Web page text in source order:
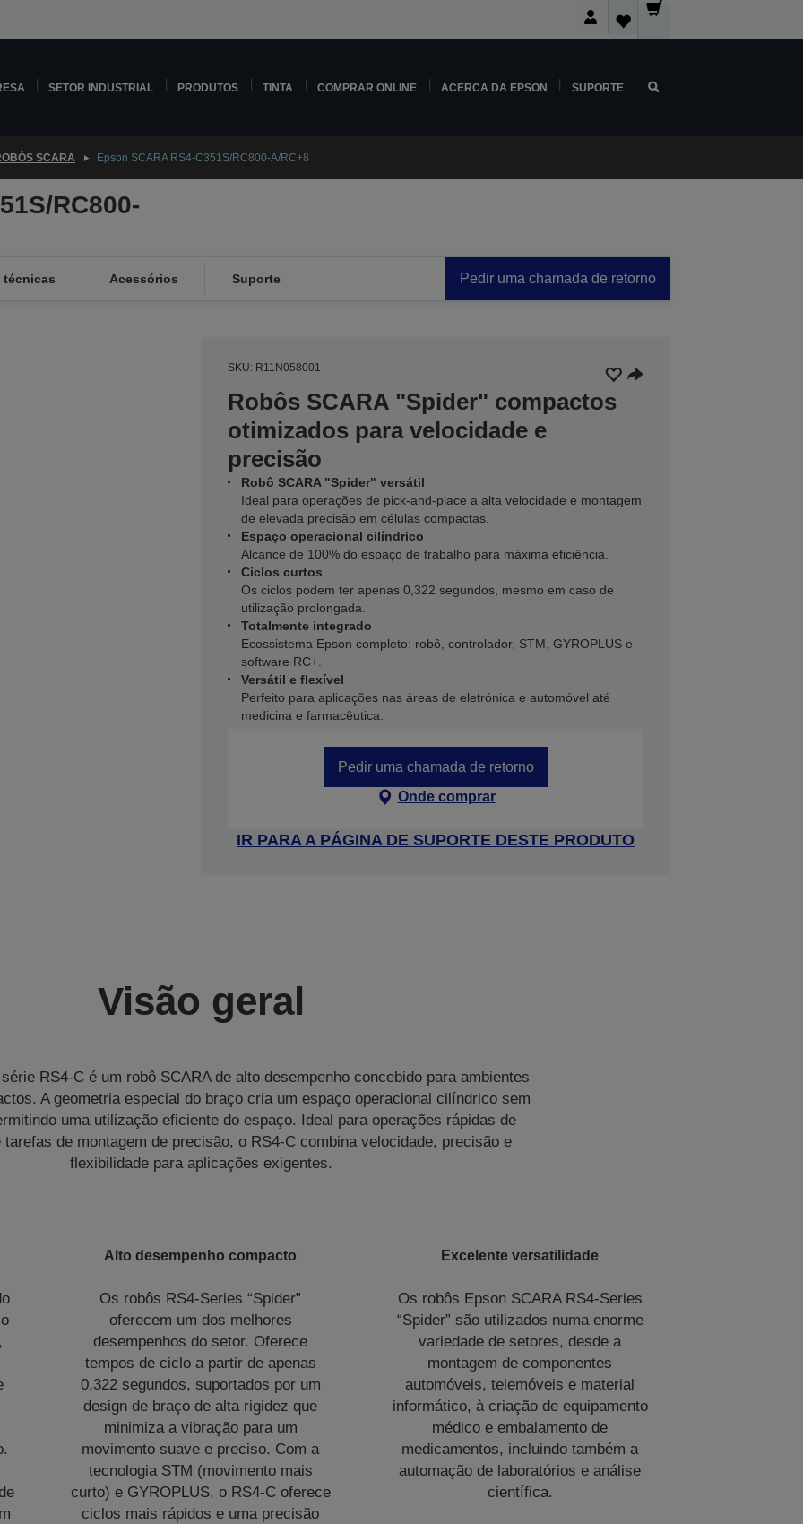
SETOR INDUSTRIAL PRODUTOS TINTA COMPRAR ONLINE ACERCA DA EPSON SUPORTE
SCARA Epson SCARA RS4-C351S/RC800-A/RC+8
RC800-
técnicas Acessórios Suporte Pedir uma chamada de retorno
SKU: R11N058001
Robôs SCARA "Spider" compactos
otimizados para velocidade e
precisão
Robô SCARA "Spider" versátil
Ideal para operações de pick-and-place a alta velocidade e montagem
de elevada precisão em células compactas.
Espaço operacional cilíndrico
Alcance de 100% do espaço de trabalho para máxima eficiência.
Ciclos curtos
Os ciclos podem ter apenas 0,322 segundos, mesmo em caso de
utilização prolongada.
Totalmente integrado
Ecossistema Epson completo: robô, controlador, STM, GYROPLUS e
software RC+.
Versátil e flexível
Perfeito para aplicações nas áreas de eletrónica e automóvel até
medicina e farmacêutica.
Pedir uma chamada de retorno
Onde comprar
IR PARA A PÁGINA DE SUPORTE DESTE PRODUTO
Visão geral
RS4‑C é um robô SCARA de alto desempenho concebido para ambientes
A geometria especial do braço cria um espaço operacional cilíndrico sem
uma utilização eficiente do espaço. Ideal para operações rápidas de
de montagem de precisão, o RS4‐C combina velocidade, precisão e
flexibilidade para aplicações exigentes.
Alto desempenho compacto
Os robôs RS4-Series “Spider”
oferecem um dos melhores
desempenhos do setor. Oferece
tempos de ciclo a partir de apenas
0,322 segundos, suportados por um
design de braço de alta rigidez que
minimiza a vibração para um
movimento suave e preciso. Com a
tecnologia STM (movimento mais
curto) e GYROPLUS, o RS4-C oferece
ciclos mais rápidos e uma precisão
Excelente versatilidade
Os robôs Epson SCARA RS4-Series
“Spider” são utilizados numa enorme
variedade de setores, desde a
montagem de componentes
automóveis, telemóveis e material
informático, à criação de equipamento
médico e embalamento de
medicamentos, incluindo também a
automação de laboratórios e análise
científica.